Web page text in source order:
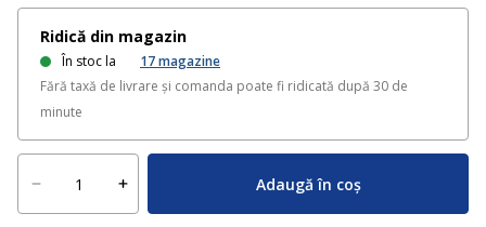
Ridică din magazin
În stoc la 17magazine
Fără taxă de livrare și comanda poate fi ridicată după 30 de
minute
Adaugă în coș